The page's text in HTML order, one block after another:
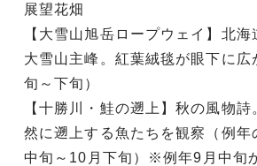
展望花畑
【大雪山旭岳ロープウェイ】北
大雪山主峰。紅葉絨毯が眼下に広
旬～下旬）
【十勝川・鮭の遡上】秋の風物
然に遡上する魚たちを観察（例年
中旬～10月下旬）※例年9月中旬